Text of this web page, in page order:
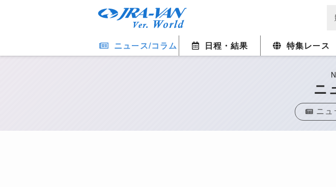
ニュース/コラム 日程・結果 特集レース
ニ
ニュ